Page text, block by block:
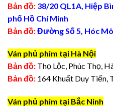
Bản đồ: 38/20 QL1A, Hiệp
phố Hồ Chí Minh
Bản đồ:Đường Số 5, Hóc
Ván phủ phim tại Hà Nội
Bản đồ: Thọ Lộc, Phúc Thọ,
Bản đồ: 164 Khuất Duy Tiến,
Ván phủ phim tại Bắc Ninh